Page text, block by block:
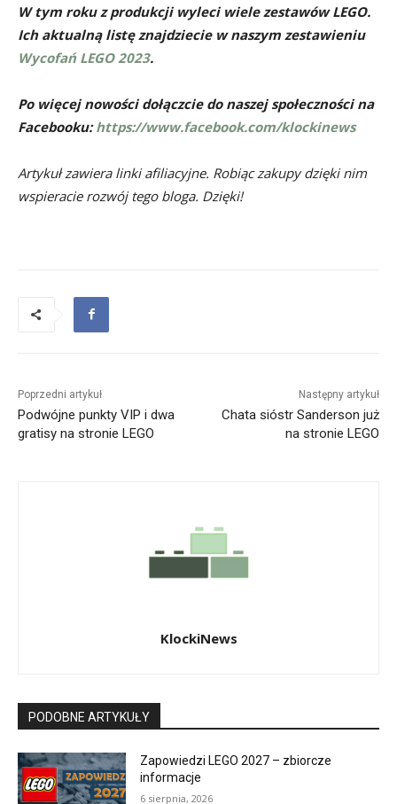
W tym roku z produkcji wyleci wiele zestawów LEGO.
Ich aktualną listę znajdziecie w naszym zestawieniu
Wycofań LEGO 2023.
Po więcej nowości dołączcie do naszej społeczności na
Facebooku:https://www.facebook.com/klockinews
Artykuł zawiera linki afiliacyjne. Robiąc zakupy dzięki nim
wspieracie rozwój tego bloga. Dzięki!
Poprzedni artykuł
Podwójne punkty VIP i dwa
gratisy na stronie LEGO
Następny artykuł
Chata sióstr Sanderson już
na stronie LEGO
KlockiNews
PODOBNE ARTYKUŁY
Zapowiedzi LEGO 2027 – zbiorcze
informacje
6 sierpnia, 2026